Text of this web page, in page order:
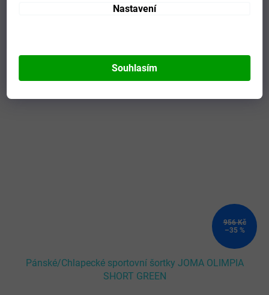
Nastavení
Souhlasím
956 Kč
–35 %
Pánské/Chlapecké sportovní šortky JOMA OLIMPIA
SHORT GREEN